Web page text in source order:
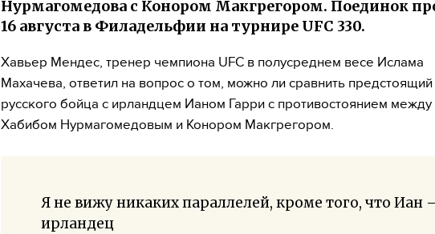
Нурмагомедова с Конором Макгрегором. Поединок
16 августа в Филадельфии на турнире UFC 330.
Хавьер Мендес, тренер чемпиона UFC в полусреднем весе Ислама
Махачева, ответил на вопрос о том, можно ли сравнить
русского бойца с ирландцем Ианом Гарри с противостоянием между
Хабибом Нурмагомедовым и Конором Макгрегором.
Я не вижу никаких параллелей, кроме того, что Иан
ирландец